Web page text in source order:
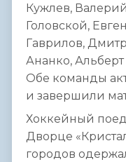
Кужлев,
Головской,
Гаврилов,
Ананко,
Обе команды
и завершили
Хоккейный
Дворце
городов